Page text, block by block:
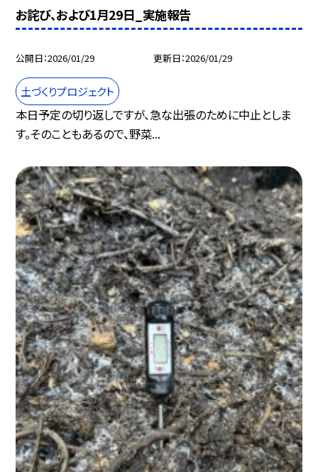
お詫び、および1月29日_実施報告
公開日 2026/01/29 更新日 2026/01/29
土づくりプロジェクト
本日予定の切り返しですが、急な出張のために中止としま
す。そのこともあるので、野菜...